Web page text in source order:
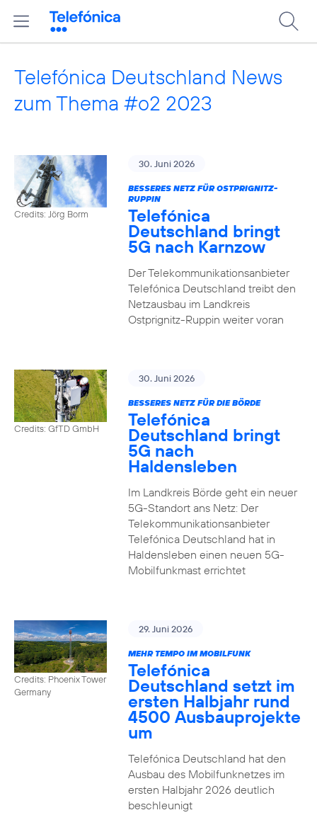
Telefónica Deutschland News
zum Thema #o2 2023
Credits: Jörg Borm
30. Juni 2026
BESSERES NETZ FÜR OSTPRIGNITZ-
RUPPIN
Telefónica
Deutschland bringt
5G nach Karnzow
Der Telekommunikationsanbieter
Telefónica Deutschland treibt den
Netzausbau im Landkreis
Ostprignitz-Ruppin weiter voran
Credits: GfTD GmbH
30. Juni 2026
BESSERES NETZ FÜR DIE BÖRDE
Telefónica
Deutschland bringt
5G nach
Haldensleben
Im Landkreis Börde geht ein neuer
5G-Standort ans Netz: Der
Telekommunikationsanbieter
Telefónica Deutschland hat in
Haldensleben einen neuen 5G-
Mobilfunkmast errichtet
Credits: Phoenix Tower
Germany
29. Juni 2026
MEHR TEMPO IM MOBILFUNK
Telefónica
Deutschland setzt im
ersten Halbjahr rund
4500 Ausbauprojekte
um
Telefónica Deutschland hat den
Ausbau des Mobilfunknetzes im
ersten Halbjahr 2026 deutlich
beschleunigt